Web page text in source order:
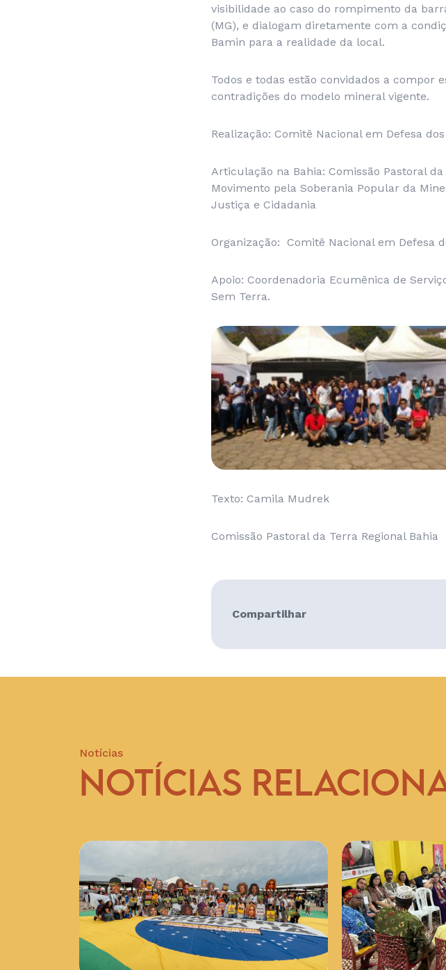
visibilidade ao caso do rompimento da
(MG), e dialogam diretamente com a
Bamin para a realidade da local.
Todos e todas estão convidados a
contradições do modelo mineral vigente.
Realização: Comitê Nacional em Defesa
Articulação na Bahia: Comissão Pastoral
Movimento pela Soberania Popular da
Justiça e Cidadania
Organização: Comitê Nacional em Defesa
Apoio: Coordenadoria Ecumênica de
Sem Terra.
Texto: Camila Mudrek
Comissão Pastoral da Terra Regional Bahia
Compartilhar
Notícias
NOTÍCIAS